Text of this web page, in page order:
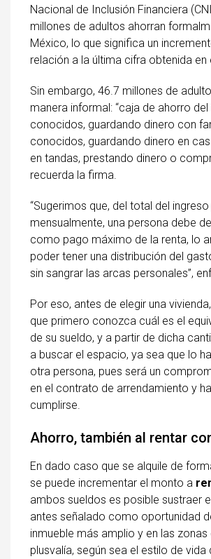
Nacional de Inclusión Financiera
millones de adultos ahorran
México, lo que significa un
relación a la última cifra obtenida en
Sin embargo, 46.7 millones de
manera informal: “caja de ahorro
conocidos, guardando dinero con
conocidos, guardando dinero en
en tandas, prestando dinero o
recuerda la firma.
“Sugerimos que, del total del
mensualmente, una persona debe
como pago máximo de la renta, lo
poder tener una distribución del
sin sangrar las arcas personales”,
Por eso, antes de elegir una
que primero conozca cuál es el
de su sueldo, y a partir de dicha
a buscar el espacio, ya sea que lo
otra persona, pues será un
en el contrato de arrendamiento y
cumplirse.
Ahorro, también al rentar
En dado caso que se alquile de
se puede incrementar el monto a
ambos sueldos es posible sustraer
antes señalado como oportunidad
inmueble más amplio y en las
plusvalía, según sea el estilo de vida